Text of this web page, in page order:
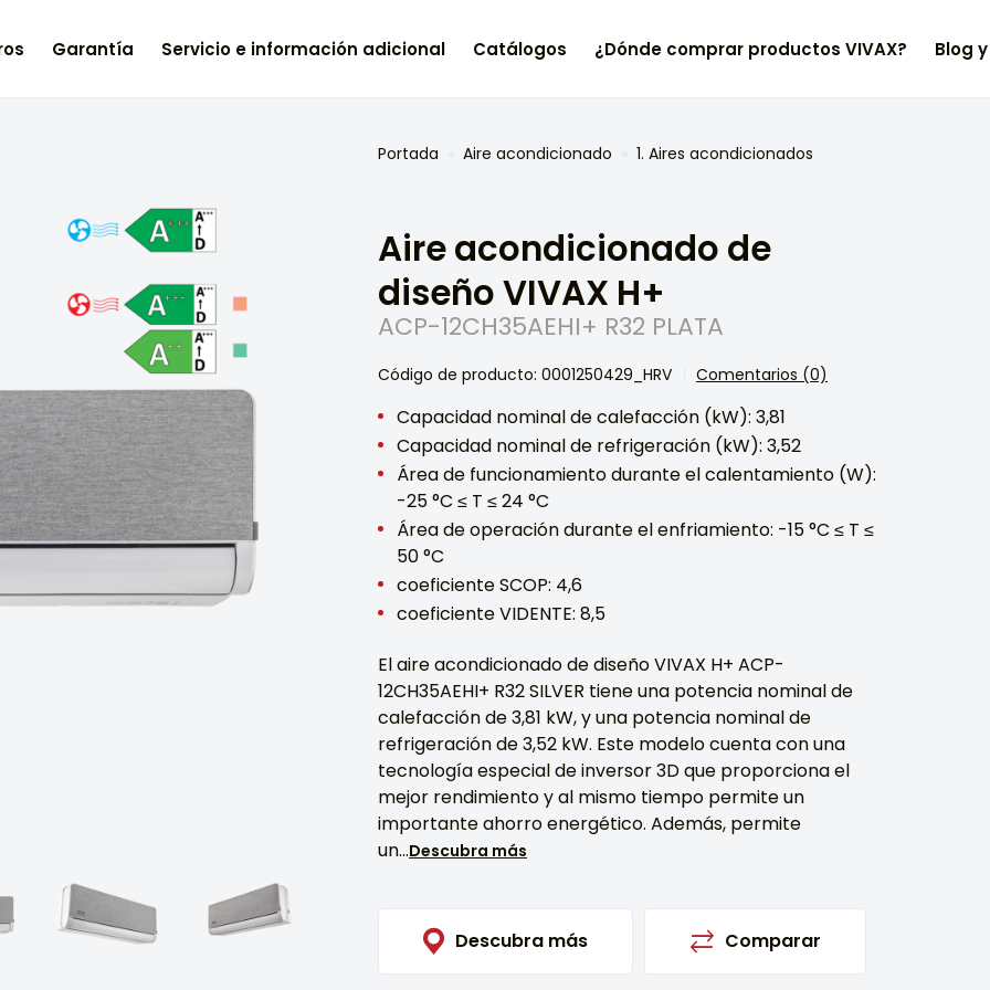
Garantía Servicio e información adicional Catálogos ¿Dónde comprar productos VIVAX? Blog
Portada Aire acondicionado 1. Aires acondicionados
Aire acondicionado de
diseño VIVAX H+
ACP-12CH35AEHI+ R32 PLATA
Código de producto: 0001250429_HRV Comentarios (0)
Capacidad nominal de calefacción (kW): 3,81
Capacidad nominal de refrigeración (kW): 3,52
Área de funcionamiento durante el calentamiento (W):
-25 °C ≤ T ≤ 24 °C
Área de operación durante el enfriamiento: -15 °C ≤ T ≤
50 °C
coeficiente SCOP: 4,6
coeficiente VIDENTE: 8,5
El aire acondicionado de diseño VIVAX H+ ACP-
12CH35AEHI+ R32 SILVER tiene una potencia nominal de
calefacción de 3,81 kW, y una potencia nominal de
refrigeración de 3,52 kW. Este modelo cuenta con una
tecnología especial de inversor 3D que proporciona el
mejor rendimiento y al mismo tiempo permite un
importante ahorro energético. Además, permite
un...Descubra más
Descubra más Comparar